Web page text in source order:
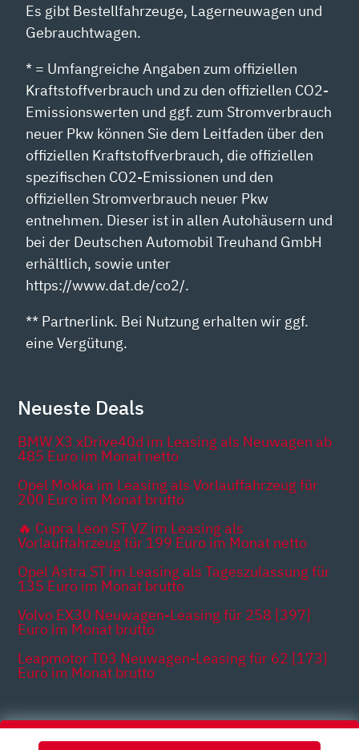
Es gibt Bestellfahrzeuge, Lagerneuwagen und
Gebrauchtwagen.
* = Umfangreiche Angaben zum offiziellen
Kraftstoffverbrauch und zu den offiziellen CO2-
Emissionswerten und ggf. zum Stromverbrauch
neuer Pkw können Sie dem Leitfaden über den
offiziellen Kraftstoffverbrauch, die offiziellen
spezifischen CO2-Emissionen und den
offiziellen Stromverbrauch neuer Pkw
entnehmen. Dieser ist in allen Autohäusern und
bei der Deutschen Automobil Treuhand GmbH
erhältlich, sowie unter
https://www.dat.de/co2/.
** Partnerlink. Bei Nutzung erhalten wir ggf.
eine Vergütung.
Neueste Deals
BMW X3 xDrive40d im Leasing als Neuwagen ab
485 Euro im Monat netto
Opel Mokka im Leasing als Vorlauffahrzeug für
200 Euro im Monat brutto
🔥 Cupra Leon ST VZ im Leasing als
Vorlauffahrzeug für 199 Euro im Monat netto
Opel Astra ST im Leasing als Tageszulassung für
135 Euro im Monat brutto
Volvo EX30 Neuwagen-Leasing für 258 [397]
Euro im Monat brutto
Leapmotor T03 Neuwagen-Leasing für 62 [173]
Euro im Monat brutto